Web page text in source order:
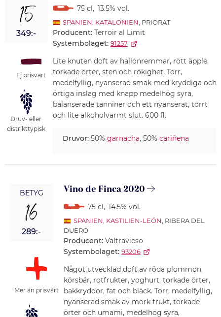
15
349:-
Ej prisvärt
Druv- eller
distrikttypisk
75 cl , 13.5% vol.
SPANIEN, KATALONIEN, PRIORAT
Producent: Terroir al Limit
Systembolaget: 91257
Lite knuten doft av hallonremmar, rött äpple,
torkade örter, sten och rökighet. Torr,
medelfyllig, nyanserad smak med kryddiga och
örtiga inslag med knapp medelhög syra,
balanserade tanniner och ett nyanserat, torrt
och lite alkoholvarmt slut. 600 fl.
Druvor:50% garnacha, 50% cariñena
BETYG
16
289:-
Mer än prisvärt
Vino de Finca 2020
75 cl , 14.5% vol.
SPANIEN, KASTILIEN-LEÓN, RIBERA DEL
DUERO
Producent: Valtravieso
Systembolaget: 93206
Något utvecklad doft av röda plommon,
körsbär, rotfrukter, yoghurt, torkade örter,
bakkryddor, fat och bläck. Torr, medelfyllig,
nyanserad smak av mörk frukt, torkade
örter och umami, medelhög syra,